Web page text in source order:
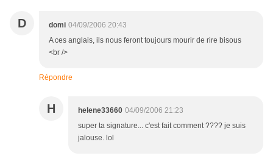
D domi 04/09/2006 20:43
A ces anglais, ils nous feront toujours mourir de rire bisous
<br />
Répondre
H helene33660 04/09/2006 21:23
super ta signature... c'est fait comment ???? je suis
jalouse. lol